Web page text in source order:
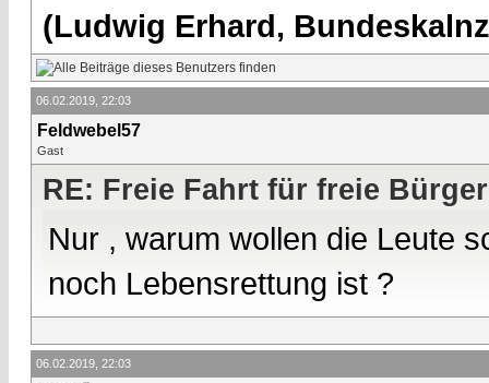
(Ludwig Erhard,
06.02.2019, 22:03
Feldwebel57
Gast
RE: Freie Fahrt für freie Bürger
Nur , warum wollen die Leute
noch Lebensrettung ist ?
06.02.2019, 22:03